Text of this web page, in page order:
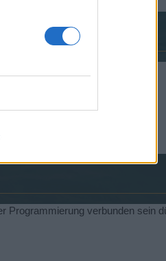
so
Programmierung verbunden sein